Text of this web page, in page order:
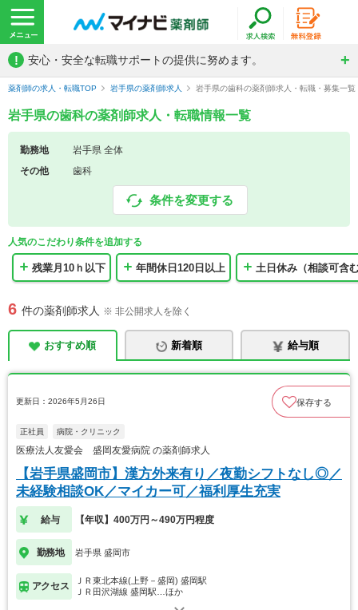
! 安心・安全な転職サポートの提供に努めます。
薬剤師の求人・転職TOP 岩手県の薬剤師求人 岩手県の歯科の薬剤師求人・転職・募集一覧
岩手県の歯科の薬剤師求人・転職情報一覧
勤務地
岩手県 全体
その他
歯科
条件を変更する
人気のこだわり条件を追加する
残業月10ｈ以下 年間休日120日以上 土日休み（相談可含
6 件の薬剤師求人 ※ 非公開求人を除く
おすすめ順 新着順 給与順
更新日：2026年5月26日 保存する
正社員 病院・クリニック
医療法人友愛会 盛岡友愛病院 の薬剤師求人
【岩手県盛岡市】漢方外来有り／夜勤シフトなし◎／
未経験相談OK／マイカー可／福利厚生充実
給与 【年収】400万円～490万円程度
勤務地 岩手県 盛岡市
アクセス
ＪＲ東北本線(上野－盛岡) 盛岡駅
ＪＲ田沢湖線 盛岡駅…ほか